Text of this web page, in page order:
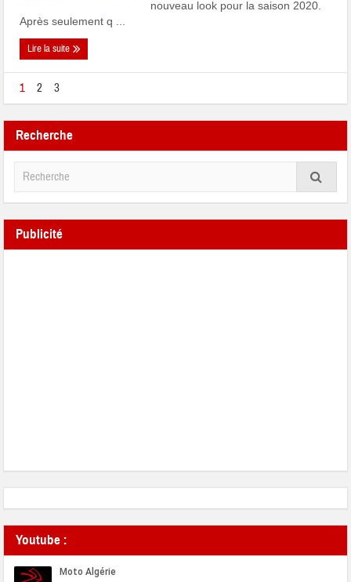
nouveau look pour la saison 2020.
Après seulement q ...
Lire la suite
1 2 3
Recherche
Publicité
Youtube :